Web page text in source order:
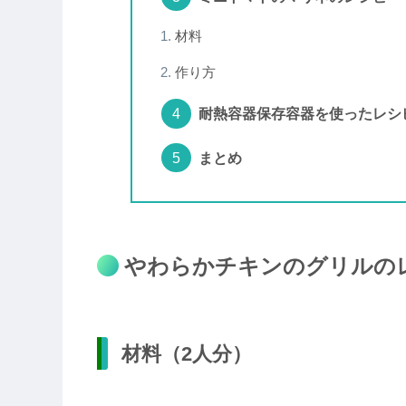
材料
作り方
耐熱容器保存容器を使ったレシ
まとめ
やわらかチキンのグリルの
材料（2人分）